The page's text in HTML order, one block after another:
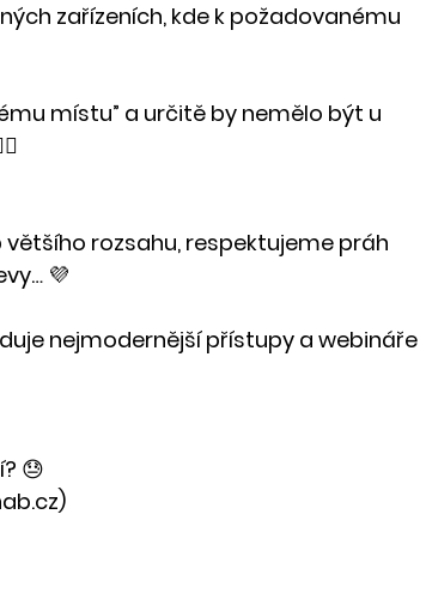
zařízeních, kde k požadovanému
místu” a určitě by nemělo být u
rozsahu, respektujeme práh
💜
nejmodernější přístupy a webináře
😓